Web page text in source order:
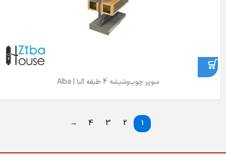
سوپر چوب‌و‌شیشه 4 طبقه آلبا | Alba
1
2
3
4
→